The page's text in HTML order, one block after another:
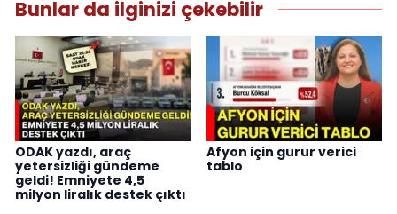
Bunlar da ilginizi çekebilir
ODAK yazdı, araç
yetersizliği gündeme
geldi! Emniyete 4,5
milyon liralık destek çıktı
Afyon için gurur verici
tablo